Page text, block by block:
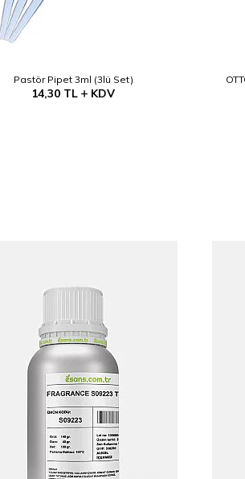
Pastör Pipet 3ml (3lü Set)
14,30 TL KDV